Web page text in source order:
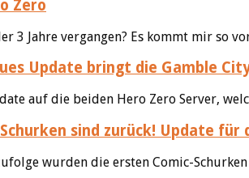
Zero
Jahre vergangen? Es kommt mir so
Update bringt die Gamble
auf die beiden Hero Zero Server,
sind zurück! Update für
wurden die ersten Comic-Schurken